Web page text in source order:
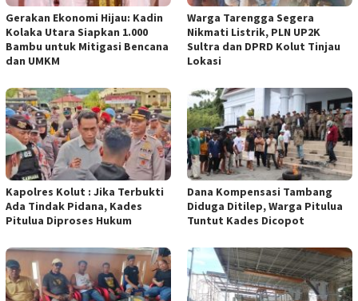
Gerakan Ekonomi Hijau: Kadin
Kolaka Utara Siapkan 1.000
Bambu untuk Mitigasi Bencana
dan UMKM
Warga Tarengga Segera
Nikmati Listrik, PLN UP2K
Sultra dan DPRD Kolut Tinjau
Lokasi
Kapolres Kolut : Jika Terbukti
Ada Tindak Pidana, Kades
Pitulua Diproses Hukum
Dana Kompensasi Tambang
Diduga Ditilep, Warga Pitulua
Tuntut Kades Dicopot